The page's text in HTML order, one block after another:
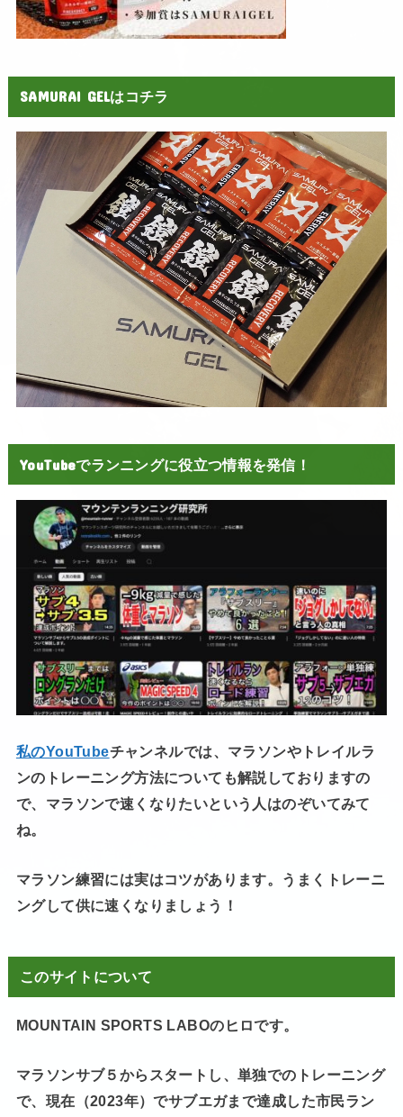
SAMURAI GELはコチラ
YouTubeでランニングに役立つ情報を発信！
私のYouTubeチャンネルでは、マラソンやトレイルラ
ンのトレーニング方法についても解説しておりますの
で、マラソンで速くなりたいという人はのぞいてみて
ね。
マラソン練習には実はコツがあります。うまくトレーニ
ングして供に速くなりましょう！
このサイトについて
MOUNTAIN SPORTS LABOのヒロです。
マラソンサブ５からスタートし、単独でのトレーニング
で、現在（2023年）でサブエガまで達成した市民ラン